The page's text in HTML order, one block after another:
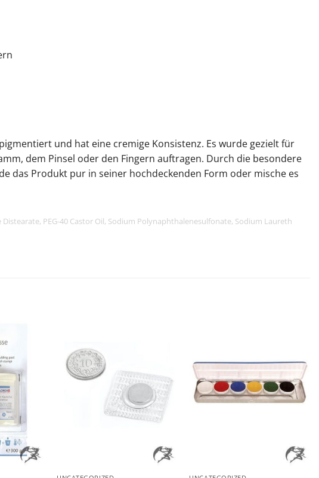
und hat eine cremige Konsistenz. Es wurde gezielt für
dem Pinsel oder den Fingern auftragen. Durch die besondere
das Produkt pur in seiner hochdeckenden Form oder mische es
PEG-40 Castor Oil, Sodium Polynaphthalenesulfonate, Sodium Laureth